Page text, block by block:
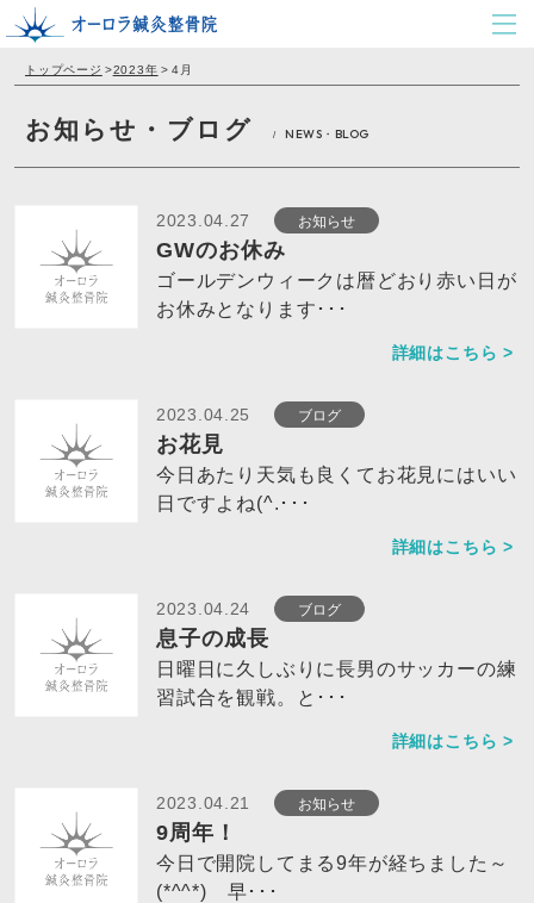
トップページ >2023年 > 4月
お知らせ・ブログ / NEWS・BLOG
2023.04.27 お知らせ
GWのお休み
ゴールデンウィークは暦どおり赤い日が
お休みとなります･･･
詳細はこちら >
2023.04.25 ブログ
お花見
今日あたり天気も良くてお花見にはいい
日ですよね(^.･･･
詳細はこちら >
2023.04.24 ブログ
息子の成長
日曜日に久しぶりに長男のサッカーの練
習試合を観戦。と･･･
詳細はこちら >
2023.04.21 お知らせ
9周年！
今日で開院してまる9年が経ちました～
(*^^*) 早･･･